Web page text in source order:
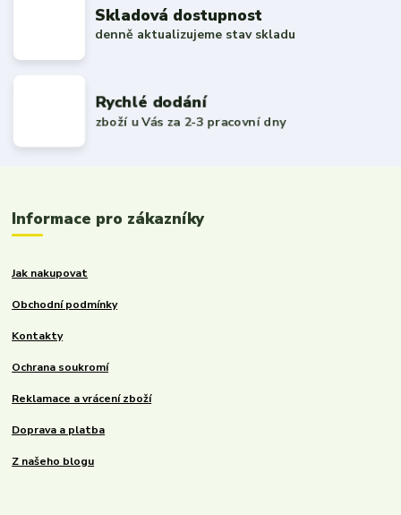
Skladová dostupnost
denně aktualizujeme stav skladu
Rychlé dodání
zboží u Vás za 2-3 pracovní dny
Informace pro zákazníky
Jak nakupovat
Obchodní podmínky
Kontakty
Ochrana soukromí
Reklamace a vrácení zboží
Doprava a platba
Z našeho blogu